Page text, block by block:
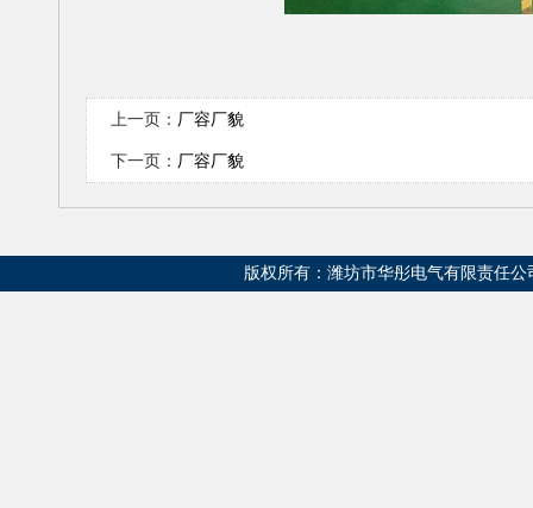
上一页： 厂容厂貌
下一页： 厂容厂貌
版权所有：潍坊市华彤电气有限责